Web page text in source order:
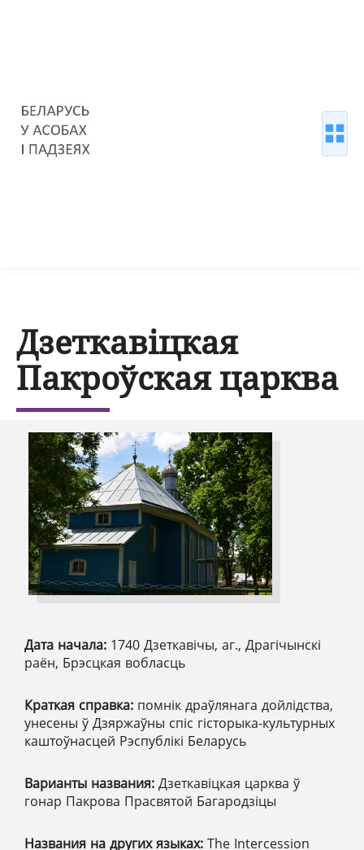
Дзеткавіцкая
Пакроўская царква
Дата начала: 1740 Дзеткавічы, аг., Драгічынскі
раён, Брэсцкая вобласць
Краткая справка: помнік драўлянага дойлідства,
унесены ў Дзяржаўны спіс гісторыка-культурных
каштоўнасцей Рэспублікі Беларусь
Варианты названия: Дзеткавіцкая царква ў
гонар Пакрова Прасвятой Багародзіцы
Названия на других языках: The Intercession